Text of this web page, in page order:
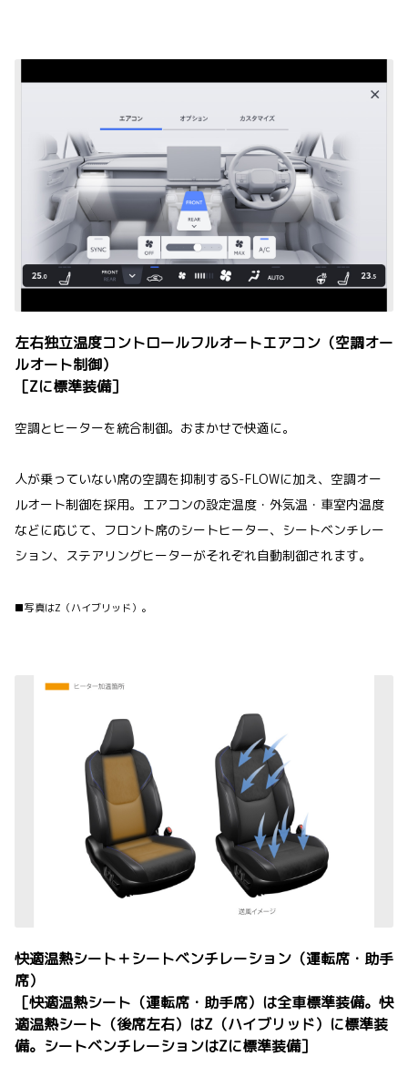
左右独立温度コントロールフルオートエアコン（空調オー
ルオート制御）
［Zに標準装備］
空調とヒーターを統合制御。おまかせで快適に。
人が乗っていない席の空調を抑制するS-FLOWに加え、空調オー
ルオート制御を採用。エアコンの設定温度・外気温・車室内温度
などに応じて、フロント席のシートヒーター、シートベンチレー
ション、ステアリングヒーターがそれぞれ自動制御されます。
■写真はZ（ハイブリッド）。
快適温熱シート＋シートベンチレーション（運転席・助手
席）
［快適温熱シート（運転席・助手席）は全車標準装備。快
適温熱シート（後席左右）はZ（ハイブリッド）に標準装
備。シートベンチレーションはZに標準装備］